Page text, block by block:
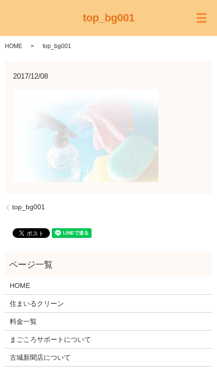
top_bg001 メ
HOME top_bg001
2017/12/08
top_bg001
HOME
住まいるクリーン
料金一覧
まごころサポートについて
古城新聞店について